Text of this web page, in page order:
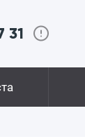
31